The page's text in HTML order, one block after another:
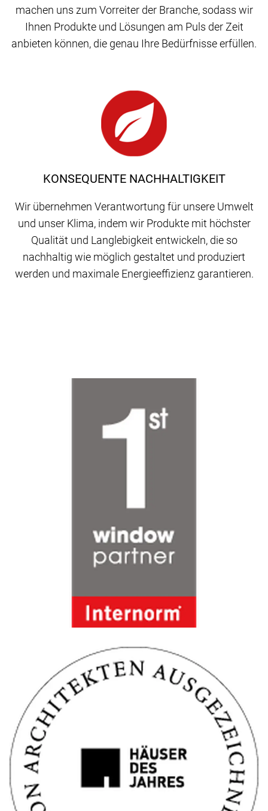
KONSEQUENTE NACHHALTIGKEIT
Wir übernehmen Verantwortung für unsere Umwelt
und unser Klima, indem wir Produkte mit höchster
Qualität und Langlebigkeit entwickeln, die so
nachhaltig wie möglich gestaltet und produziert
werden und maximale Energieeffizienz garantieren.
machen uns zum Vorreiter der Branche, sodass wir
Ihnen Produkte und Lösungen am Puls der Zeit
anbieten können, die genau Ihre Bedürfnisse erfüllen.